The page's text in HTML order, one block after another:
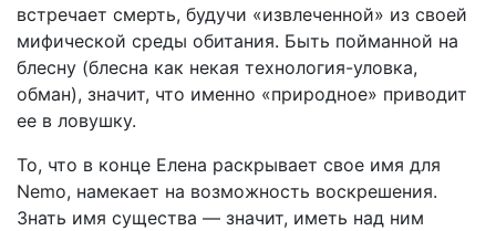
встречает смерть, будучи «извлеченной» из своей
мифической среды обитания. Быть пойманной на
блесну (блесна как некая технология-уловка,
обман), значит, что именно «природное» приводит
ее в ловушку.
То, что в конце Елена раскрывает свое имя для
Nemo, намекает на возможность воскрешения.
Знать имя существа — значит, иметь над ним